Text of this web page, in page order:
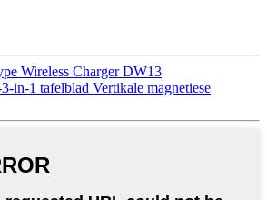
Wireless Charger DW13
in-1 tafelblad Vertikale magnetiese